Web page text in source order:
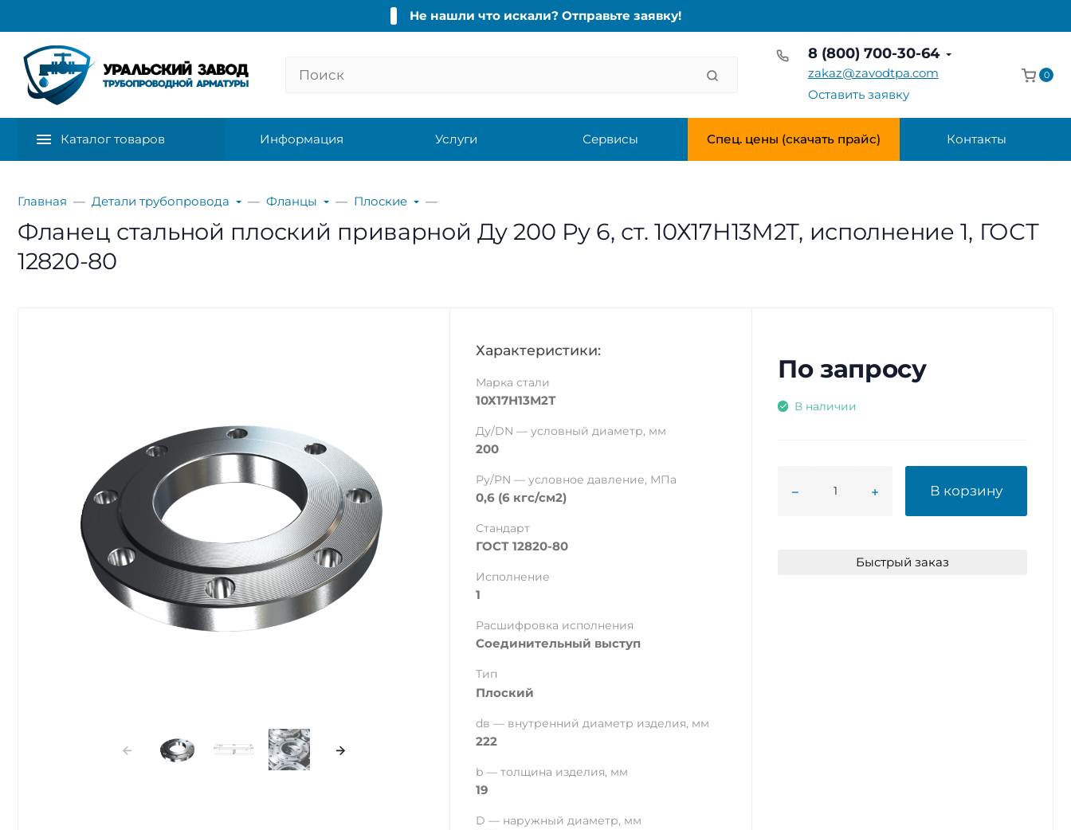
Не нашли что искали? Отправьте заявку!
8 (800) 700-30-64
zakaz@zavodtpa.com
Оставить заявку
0
Каталог товаров Информация Услуги Сервисы Спец. цены (скачать прайс) Контакты
Главная Детали трубопровода Фланцы Плоские
Фланец стальной плоский приварной Ду 200 Ру 6, ст. 10Х17Н13М2Т, исполнение 1, ГОСТ
12820-80
Характеристики:
Марка стали
10Х17Н13М2Т
Ду/DN — условный диаметр, мм
200
Ру/PN — условное давление, МПа
0,6 (6 кгс/см2)
Стандарт
ГОСТ 12820-80
Исполнение
1
Расшифровка исполнения
Соединительный выступ
Тип
Плоский
dв — внутренний диаметр изделия, мм
222
b — толщина изделия, мм
19
D — наружный диаметр, мм
По запросу
В наличии
В корзину
Быстрый заказ